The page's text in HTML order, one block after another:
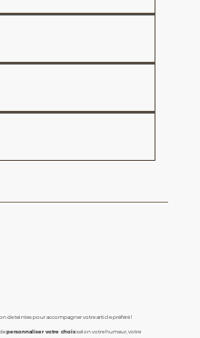
de teintes pour accompagner votre article préféré !
depersonnaliser votre choixselon votre humeur, votre